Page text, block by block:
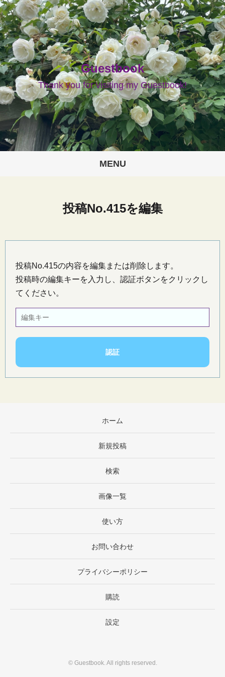
Guestbook
Thank you for visiting my Guestbook!
MENU
投稿No.415を編集
投稿No.415の内容を編集または削除します。
投稿時の編集キーを入力し、認証ボタンをクリックし
てください。
ホーム
新規投稿
検索
画像一覧
使い方
お問い合わせ
プライバシーポリシー
購読
設定
© Guestbook. All rights reserved.